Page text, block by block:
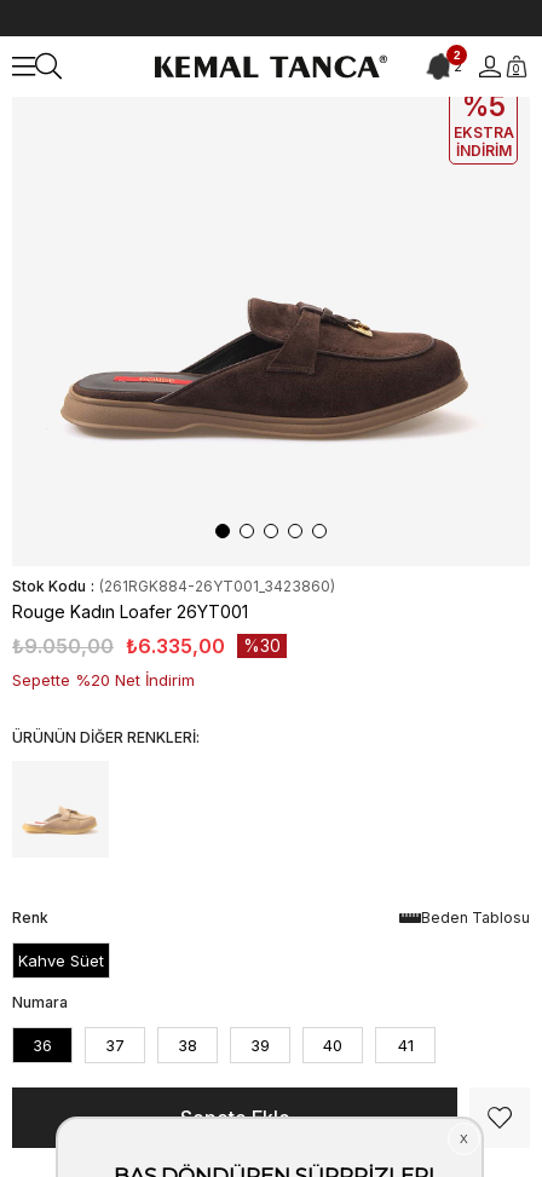
2
2 0
EKLE5
%5
EKSTRA
İNDİRİM
Stok Kodu (261RGK884-26YT001_3423860)
Rouge Kadın Loafer 26YT001
₺9.050,00 ₺6.335,00 30
Sepette %20 Net İndirim
ÜRÜNÜN DİĞER RENKLERİ:
Beden Tablosu
Renk
Kahve Süet
Numara
36 37 38 39 40 41